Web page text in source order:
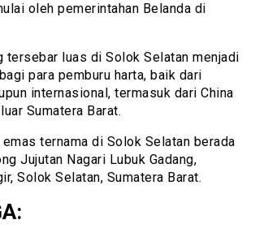
oleh pemerintahan Belanda di
tersebar luas di Solok Selatan menjadi
para pemburu harta, baik dari
internasional, termasuk dari China
Sumatera Barat.
ternama di Solok Selatan berada
Jujutan Nagari Lubuk Gadang,
Solok Selatan, Sumatera Barat.